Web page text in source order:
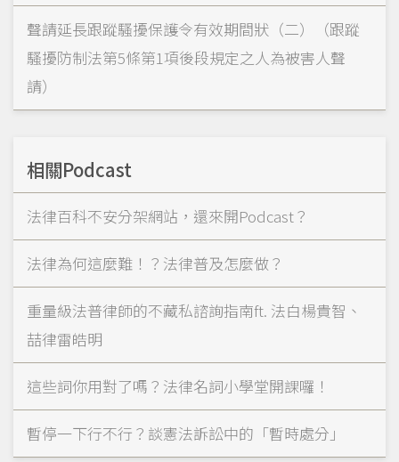
聲請延長跟蹤騷擾保護令有效期間狀（二）（跟蹤
騷擾防制法第5條第1項後段規定之人為被害人聲
請）
相關Podcast
法律百科不安分架網站，還來開Podcast？
法律為何這麼難！？法律普及怎麼做？
重量級法普律師的不藏私諮詢指南ft. 法白楊貴智、
喆律雷皓明
這些詞你用對了嗎？法律名詞小學堂開課囉！
暫停一下行不行？談憲法訴訟中的「暫時處分」